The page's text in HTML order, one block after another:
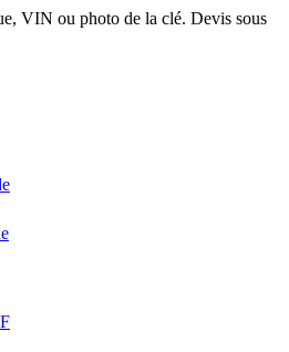
VIN ou photo de la clé. Devis sous